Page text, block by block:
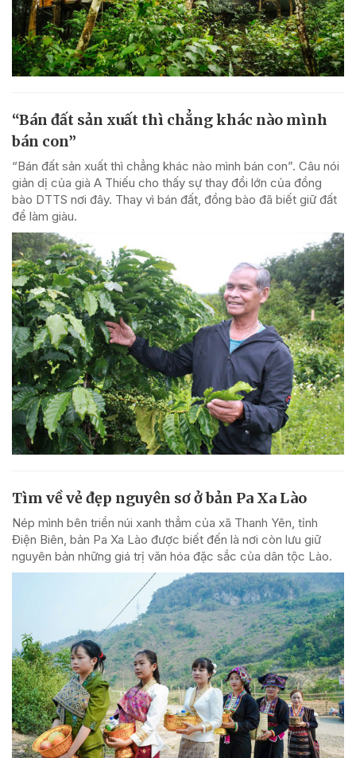
“Bán đất sản xuất thì chẳng khác nào mình
bán con”
“Bán đất sản xuất thì chẳng khác nào mình bán con”. Câu nói
giản dị của già A Thiếu cho thấy sự thay đổi lớn của đồng
bào DTTS nơi đây. Thay vì bán đất, đồng bào đã biết giữ đất
để làm giàu.
Tìm về vẻ đẹp nguyên sơ ở bản Pa Xa Lào
Nép mình bên triền núi xanh thẳm của xã Thanh Yên, tỉnh
Điện Biên, bản Pa Xa Lào được biết đến là nơi còn lưu giữ
nguyên bản những giá trị văn hóa đặc sắc của dân tộc Lào.